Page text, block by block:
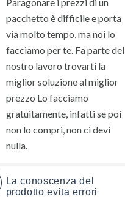
pacchetto è difficile e porta
via molto tempo, ma noi lo
facciamo per te. Fa parte del
nostro lavoro trovarti la
miglior soluzione al miglior
prezzo Lo facciamo
gratuitamente, infatti se poi
non lo compri, non ci devi
nulla.
La conoscenza del
prodotto evita errori